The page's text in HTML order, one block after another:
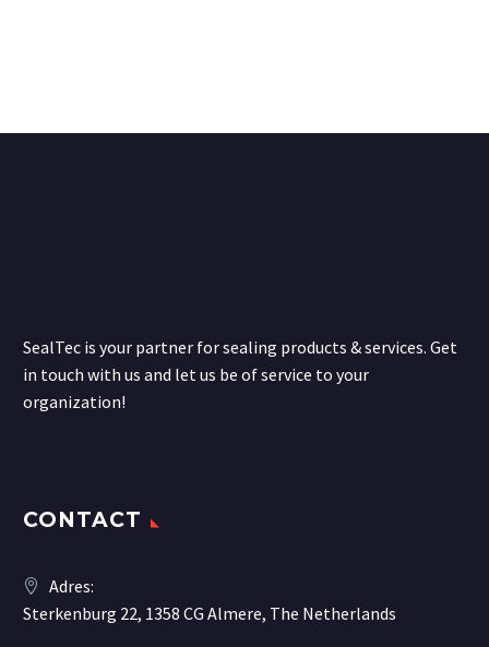
SealTec is your partner for sealing products & services. Get
in touch with us and let us be of service to your
organization!
CONTACT
Adres:
Sterkenburg 22, 1358 CG Almere, The Netherlands